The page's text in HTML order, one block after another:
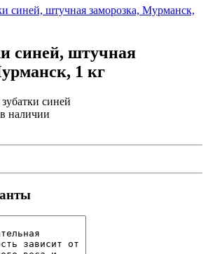
синей, штучная
1 кг
синей
наличии